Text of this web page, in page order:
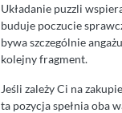
Układanie puzzli
buduje poczucie
bywa szczególnie
kolejny fragment.
Jeśli zależy Ci na
ta pozycja spełnia oba